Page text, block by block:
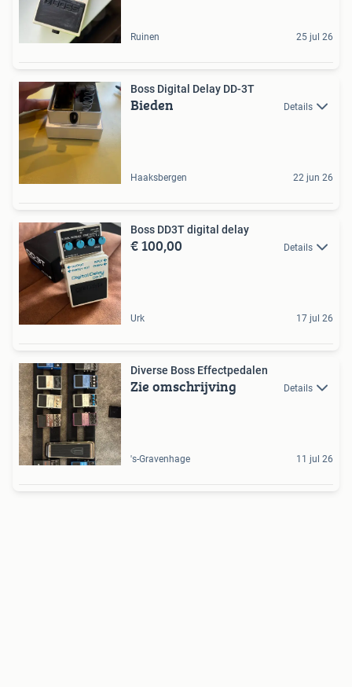
Ruinen 25 jul 26
Boss Digital Delay DD-3T
Bieden Details
Haaksbergen 22 jun 26
Boss DD3T digital delay
€ 100,00 Details
Urk 17 jul 26
Diverse Boss Effectpedalen
Zie omschrijving Details
's-Gravenhage 11 jul 26